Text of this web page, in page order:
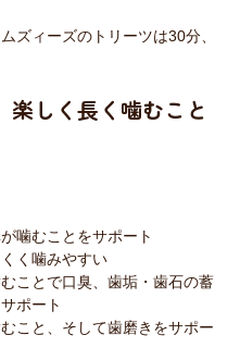
ズィーズのトリーツは30分、
しく長く噛むこと
噛むことをサポート
く噛みやすい
ことで口臭、歯垢・歯石の蓄
ポート
こと、そして歯磨きをサポー